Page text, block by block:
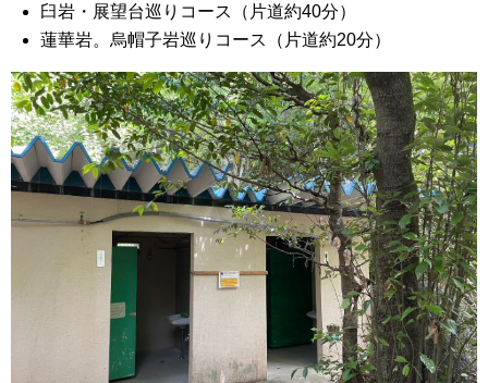
臼岩・展望台巡りコース（片道約40分）
蓮華岩。烏帽子岩巡りコース（片道約20分）